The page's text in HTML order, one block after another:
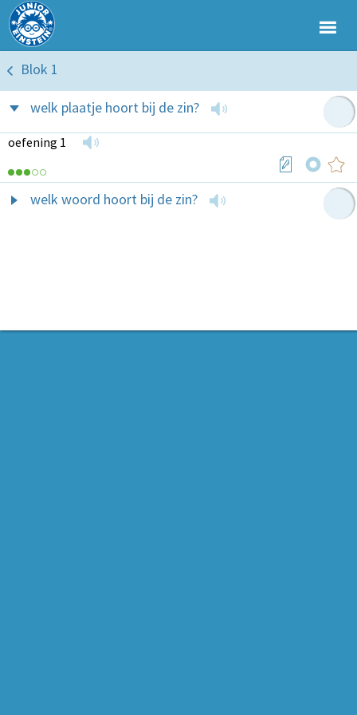
Blok 1
welk plaatje hoort bij de zin?
oefening 1
welk woord hoort bij de zin?